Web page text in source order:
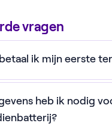
vragen
ik mijn eerste
wordt circa één
de gespreid betalen
via automatische
heb ik nodig